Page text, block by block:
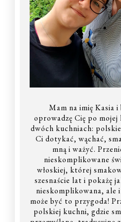
Mam na imię Kasia
oprowadzę Cię po
dwóch kuchniach:
Ci dotykać, wąchać,
mną i ważyć.
nieskomplikowane
włoskiej, której
szesnaście lat i pokażę
nieskomplikowana, ale
może być to przygoda!
polskiej kuchni, gdzie